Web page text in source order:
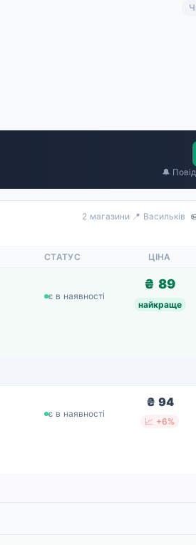
«Мабуть найприємніший з продуктів ТМ Коблево, не різкий . Дуже зручна пляшка для
🔔
2 магазини· 📍 Васильків
СТАТУС ЦІНА
є в наявності
₴ 89
найкраще
є в наявності
₴ 94
📈 +6%